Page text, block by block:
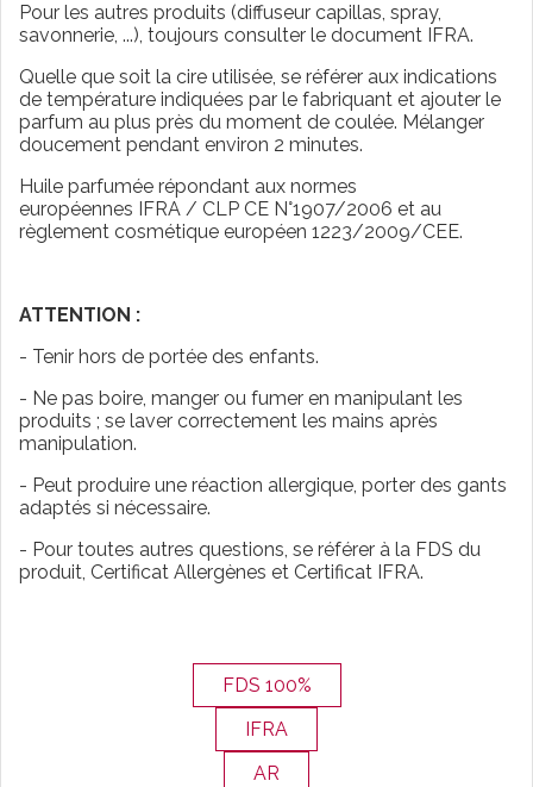
Pour les autres produits (diffuseur capillas, spray,
savonnerie, ...), toujours consulter le document IFRA.
Quelle que soit la cire utilisée, se référer aux indications
de température indiquées par le fabriquant et ajouter le
parfum au plus près du moment de coulée. Mélanger
doucement pendant environ 2 minutes.
Huile parfumée répondant aux normes
européennes IFRA / CLP CE N°1907/2006 et au
règlement cosmétique européen 1223/2009/CEE.
ATTENTION :
- Tenir hors de portée des enfants.
- Ne pas boire, manger ou fumer en manipulant les
produits ; se laver correctement les mains après
manipulation.
- Peut produire une réaction allergique, porter des gants
adaptés si nécessaire.
- Pour toutes autres questions, se référer à la FDS du
produit, Certificat Allergènes et Certificat IFRA.
FDS 100%
IFRA
AR